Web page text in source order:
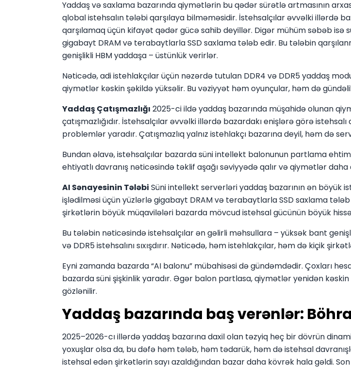
Yaddaş və saxlama bazarında qiymətlərin bu qədər sürətlə artmasının
qlobal istehsalın tələbi qarşılaya bilməməsidir. İstehsalçılar əvvəlki illərdə
qarşılamaq üçün kifayət qədər gücə sahib deyillər. Digər mühüm səbəb isə
gigabayt DRAM və terabaytlarla SSD saxlama tələb edir. Bu tələbin
genişlikli HBM yaddaşa – üstünlük verirlər.
Nəticədə, adi istehlakçılar üçün nəzərdə tutulan DDR4 və DDR5 yaddaş
qiymətlər kəskin şəkildə yüksəlir. Bu vəziyyət həm oyunçular, həm də
Yaddaş Çatışmazlığı 2025-ci ildə yaddaş bazarında müşahidə olunan
çatışmazlığıdır. İstehsalçılar əvvəlki illərdə bazardakı enişlərə görə
problemlər yaradır. Çatışmazlıq yalnız istehlakçı bazarına deyil, həm də
Bundan əlavə, istehsalçılar bazarda süni intellekt balonunun partlama
ehtiyatlı davranış nəticəsində təklif aşağı səviyyədə qalır və qiymətlər daha
AI Sənayesinin Tələbi Süni intellekt serverləri yaddaş bazarının ən böyük
işlədilməsi üçün yüzlərlə gigabayt DRAM və terabaytlarla SSD saxlama
şirkətlərin böyük müqavilələri bazarda mövcud istehsal gücünün böyük
Bu tələbin nəticəsində istehsalçılar ən gəlirli məhsullara – yüksək bant
və DDR5 istehsalını sıxışdırır. Nəticədə, həm istehlakçılar, həm də kiçik
Eyni zamanda bazarda “AI balonu” mübahisəsi də gündəmdədir. Çoxları
bazarda süni şişkinlik yaradır. Əgər balon partlasa, qiymətlər yenidən
gözlənilir.
Yaddaş bazarında baş verənlər:
2025–2026-cı illərdə yaddaş bazarına daxil olan təzyiq heç bir dövrün
yoxuşlar olsa da, bu dəfə həm tələb, həm tədarük, həm də istehsal
istehsal edən şirkətlərin sayı azaldığından bazar daha kövrək hala gəldi.